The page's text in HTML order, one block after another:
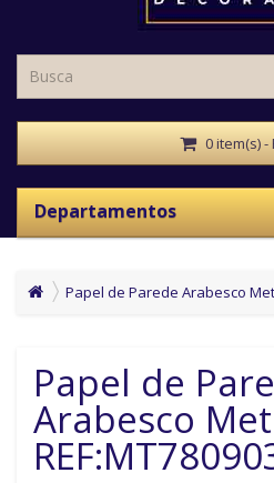
0 item(s) -
Departamentos
Papel de Parede Arabesco
Papel de
Arabesco